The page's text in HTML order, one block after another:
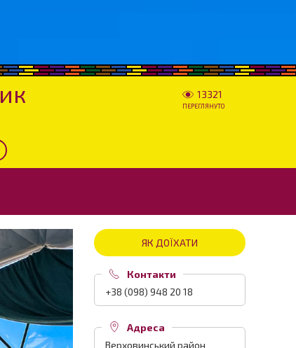
13321
ПЕРЕГЛЯНУТО
ЯК ДОЇХАТИ
Контакти
+38 (098) 948 20 18
Адреса
Верховинський район